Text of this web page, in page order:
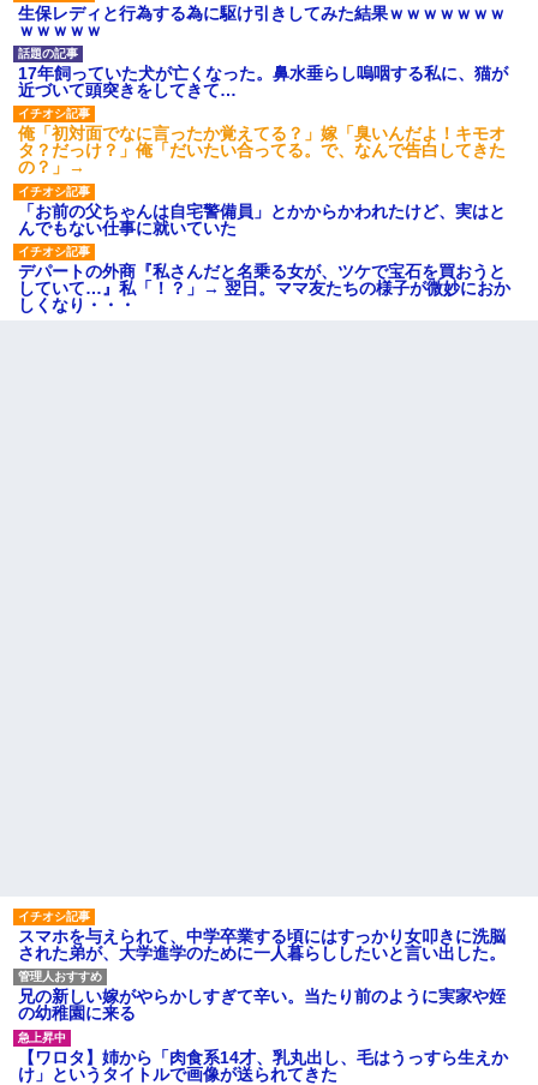
生保レディと行為する為に駆け引きしてみた結果ｗｗｗｗｗｗｗ
ｗｗｗｗｗ
17年飼っていた犬が亡くなった。鼻水垂らし嗚咽する私に、猫が
近づいて頭突きをしてきて…
俺「初対面でなに言ったか覚えてる？」嫁「臭いんだよ！キモオ
タ？だっけ？」俺「だいたい合ってる。で、なんで告白してきた
の？」→
「お前の父ちゃんは自宅警備員」とかからかわれたけど、実はと
んでもない仕事に就いていた
デパートの外商『私さんだと名乗る女が、ツケで宝石を買おうと
していて…』私「！？」→ 翌日。ママ友たちの様子が微妙におか
しくなり・・・
スマホを与えられて、中学卒業する頃にはすっかり女叩きに洗脳
された弟が、大学進学のために一人暮らししたいと言い出した。
兄の新しい嫁がやらかしすぎて辛い。当たり前のように実家や姪
の幼稚園に来る
【ワロタ】姉から「肉食系14才、乳丸出し、毛はうっすら生えか
け」というタイトルで画像が送られてきた